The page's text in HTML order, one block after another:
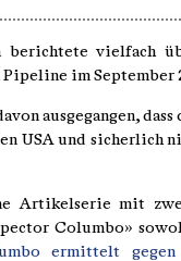
berichtete vielfach
im September
ausgegangen, dass
USA und sicherlich
Artikelserie mit
Columbo»
ermittelt gegen